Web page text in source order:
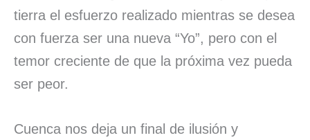
tierra el esfuerzo realizado mientras se desea
con fuerza ser una nueva “Yo”, pero con el
temor creciente de que la próxima vez pueda
ser peor.
Cuenca nos deja un final de ilusión y